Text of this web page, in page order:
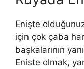
Enişte
için çok çaba
başkalarının
Eniste olmak,